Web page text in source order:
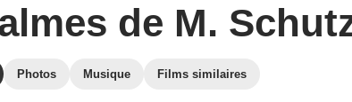
de M.
Photos Musique Films similaires